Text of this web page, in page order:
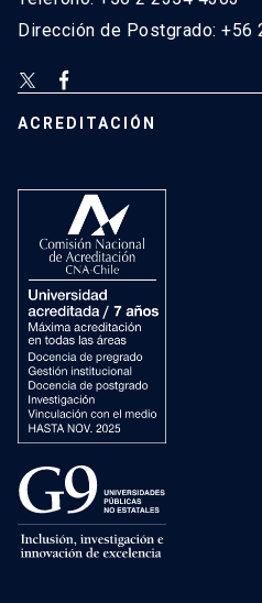
Dirección de Postgrado: +56
ACREDITACIÓN